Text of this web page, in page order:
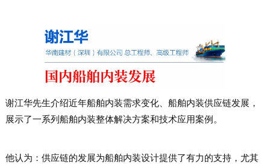
谢江华先生介绍近年船舶内装需求变化、船舶内装供应链发展，
展示了一系列船舶内装整体解决方案和技术应用案例。
他认为：供应链的发展为船舶内装设计提供了有力的支持，尤其